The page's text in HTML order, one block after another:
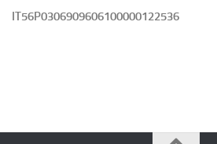
IT56P0306909606100000122536